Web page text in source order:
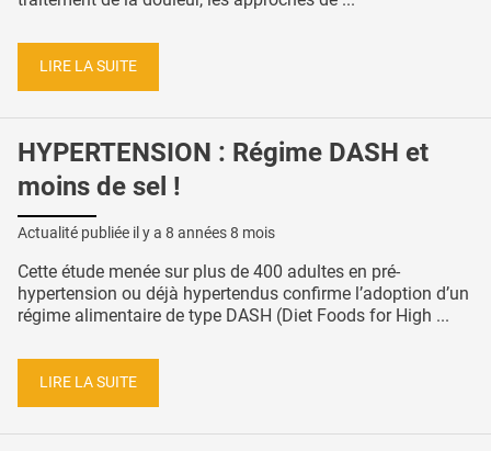
LIRE LA SUITE
HYPERTENSION : Régime DASH et
moins de sel !
Actualité publiée il y a 8 années 8 mois
Cette étude menée sur plus de 400 adultes en pré-
hypertension ou déjà hypertendus confirme l’adoption d’un
régime alimentaire de type DASH (Diet Foods for High ...
LIRE LA SUITE